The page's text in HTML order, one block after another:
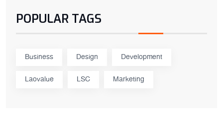
POPULAR TAGS
Business Design Development
Laovalue LSC Marketing